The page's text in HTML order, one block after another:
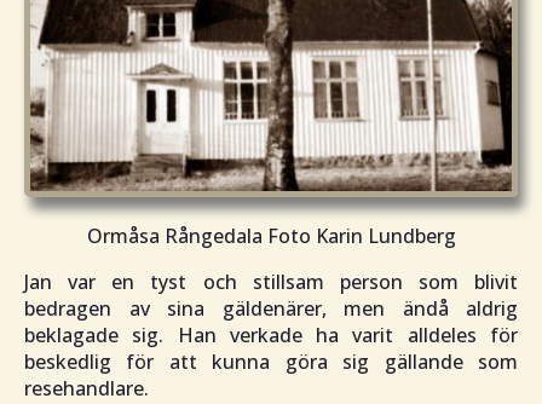
Ormåsa Rångedala Foto Karin Lundberg
Jan var en tyst och stillsam person som blivit
bedragen av sina gäldenärer, men ändå aldrig
beklagade sig. Han verkade ha varit alldeles för
beskedlig för att kunna göra sig gällande som
resehandlare.